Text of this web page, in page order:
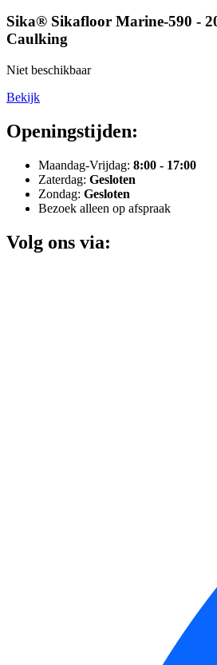
Sika® Sikafloor Marine-590 -
Caulking
Niet beschikbaar
Bekijk
Openingstijden:
Maandag-Vrijdag: 8:00 - 17:00
Zaterdag: Gesloten
Zondag: Gesloten
Bezoek alleen op afspraak
Volg ons via: